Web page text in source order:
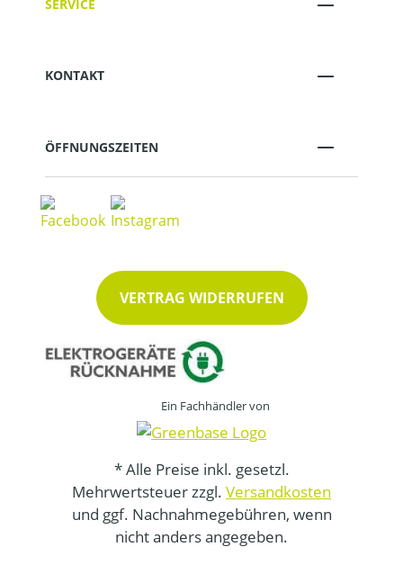
SERVICE
KONTAKT
ÖFFNUNGSZEITEN
VERTRAG WIDERRUFEN
Ein Fachhändler von
* Alle Preise inkl. gesetzl.
Mehrwertsteuer zzgl. Versandkosten
und ggf. Nachnahmegebühren, wenn
nicht anders angegeben.